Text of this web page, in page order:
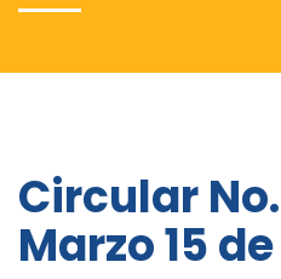
Circular
Marzo 15